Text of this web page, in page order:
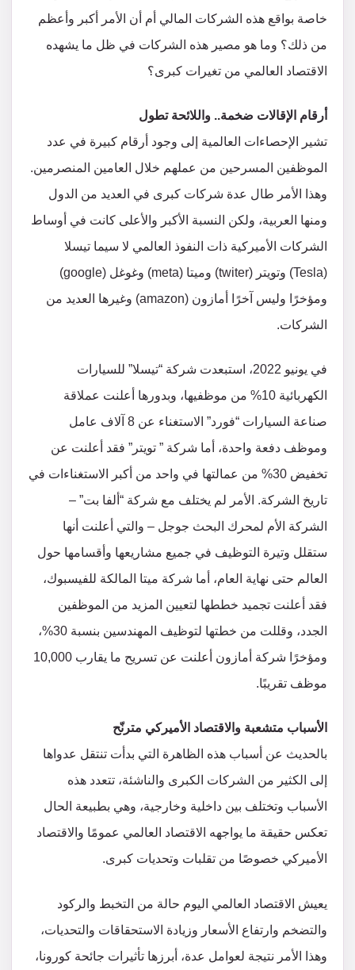
خاصة بواقع هذه الشركات المالي أم أن الأمر أكبر وأعظم
من ذلك؟ وما هو مصير هذه الشركات في ظل ما يشهده
الاقتصاد العالمي من تغيرات كبرى؟
أرقام الإقالات ضخمة.. واللائحة تطول
تشير الإحصاءات العالمية إلى وجود أرقام كبيرة في عدد
الموظفين المسرحين من عملهم خلال العامين المنصرمين.
وهذا الأمر طال عدة شركات كبرى في العديد من الدول
ومنها العربية، ولكن النسبة الأكبر والأعلى كانت في أوساط
الشركات الأميركية ذات النفوذ العالمي لا سيما تيسلا
(Tesla) وتويتر (twiter) وميتا (meta) وغوغل (google)
ومؤخرًا وليس آخرًا أمازون (amazon) وغيرها العديد من
الشركات.
في يونيو 2022، استبعدت شركة “تيسلا” للسيارات
الكهربائية 10% من موظفيها، وبدورها أعلنت عملاقة
صناعة السيارات “فورد” الاستغناء عن 8 آلاف عامل
وموظف دفعة واحدة، أما شركة ” تويتر” فقد أعلنت عن
تخفيض 30% من عمالتها في واحد من أكبر الاستغناءات في
تاريخ الشركة. الأمر لم يختلف مع شركة “ألفا بت” –
الشركة الأم لمحرك البحث جوجل – والتي أعلنت أنها
ستقلل وتيرة التوظيف في جميع مشاريعها وأقسامها حول
العالم حتى نهاية العام، أما شركة ميتا المالكة للفيسبوك،
فقد أعلنت تجميد خططها لتعيين المزيد من الموظفين
الجدد، وقللت من خطتها لتوظيف المهندسين بنسبة 30%،
ومؤخرًا شركة أمازون أعلنت عن تسريح ما يقارب 10,000
موظف تقريبًا.
الأسباب متشعبة والاقتصاد الأميركي مترنّح
بالحديث عن أسباب هذه الظاهرة التي بدأت تنتقل عدواها
إلى الكثير من الشركات الكبرى والناشئة، تتعدد هذه
الأسباب وتختلف بين داخلية وخارجية، وهي بطبيعة الحال
تعكس حقيقة ما يواجهه الاقتصاد العالمي عمومًا والاقتصاد
الأميركي خصوصًا من تقلبات وتحديات كبرى.
يعيش الاقتصاد العالمي اليوم حالة من التخبط والركود
والتضخم وارتفاع الأسعار وزيادة الاستحقاقات والتحديات،
وهذا الأمر نتيجة لعوامل عدة، أبرزها تأثيرات جائحة كورونا،